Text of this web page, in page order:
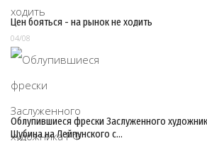
Цен бояться - на рынок не ходить
04/08
Облупившиеся фрески Заслуженного
Шубина на Лейпунского с…